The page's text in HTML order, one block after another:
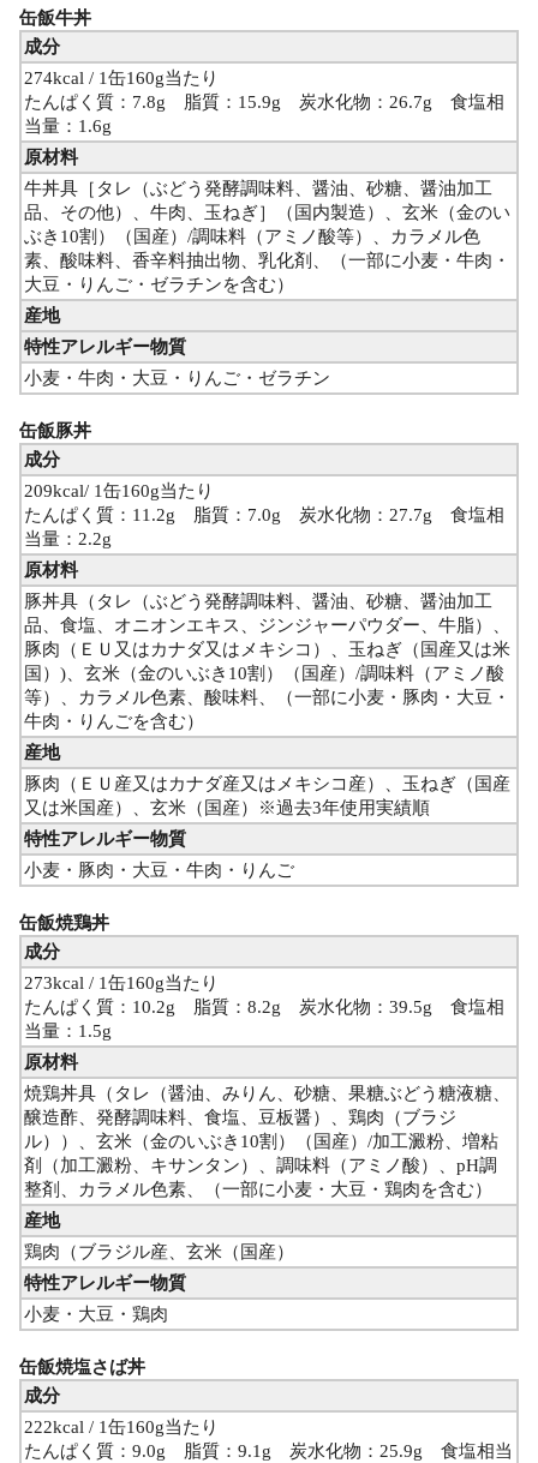
缶飯牛丼
成分
274kcal / 1缶160g当たり
たんぱく質：7.8g 脂質：15.9g 炭水化物：26.7g 食塩相
当量：1.6g
原材料
牛丼具［タレ（ぶどう発酵調味料、醤油、砂糖、醤油加工
品、その他）、牛肉、玉ねぎ］（国内製造）、玄米（金のい
ぶき10割）（国産）/調味料（アミノ酸等）、カラメル色
素、酸味料、香辛料抽出物、乳化剤、（一部に小麦・牛肉・
大豆・りんご・ゼラチンを含む）
産地
特性アレルギー物質
小麦・牛肉・大豆・りんご・ゼラチン
缶飯豚丼
成分
209kcal/ 1缶160g当たり
たんぱく質：11.2g 脂質：7.0g 炭水化物：27.7g 食塩相
当量：2.2g
原材料
豚丼具（タレ（ぶどう発酵調味料、醤油、砂糖、醤油加工
品、食塩、オニオンエキス、ジンジャーパウダー、牛脂）、
豚肉（ＥＵ又はカナダ又はメキシコ）、玉ねぎ（国産又は米
国）)、玄米（金のいぶき10割）（国産）/調味料（アミノ酸
等）、カラメル色素、酸味料、（一部に小麦・豚肉・大豆・
牛肉・りんごを含む）
産地
豚肉（ＥＵ産又はカナダ産又はメキシコ産）、玉ねぎ（国産
又は米国産）、玄米（国産）※過去3年使用実績順
特性アレルギー物質
小麦・豚肉・大豆・牛肉・りんご
缶飯焼鶏丼
成分
273kcal / 1缶160g当たり
たんぱく質：10.2g 脂質：8.2g 炭水化物：39.5g 食塩相
当量：1.5g
原材料
焼鶏丼具（タレ（醤油、みりん、砂糖、果糖ぶどう糖液糖、
醸造酢、発酵調味料、食塩、豆板醤）、鶏肉（ブラジ
ル））、玄米（金のいぶき10割）（国産）/加工澱粉、増粘
剤（加工澱粉、キサンタン）、調味料（アミノ酸）、pH調
整剤、カラメル色素、（一部に小麦・大豆・鶏肉を含む）
産地
鶏肉（ブラジル産、玄米（国産）
特性アレルギー物質
小麦・大豆・鶏肉
缶飯焼塩さば丼
成分
222kcal / 1缶160g当たり
たんぱく質：9.0g 脂質：9.1g 炭水化物：25.9g 食塩相当